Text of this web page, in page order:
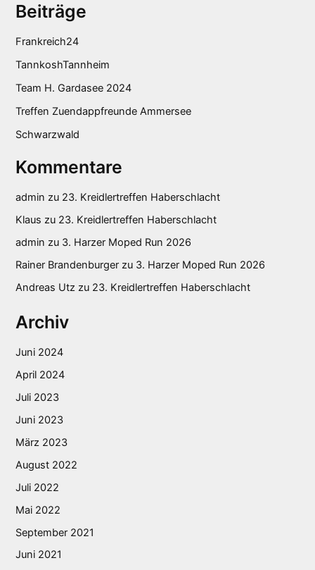
Beiträge
Frankreich24
TannkoshTannheim
Team H. Gardasee 2024
Treffen Zuendappfreunde Ammersee
Schwarzwald
Kommentare
admin zu 23. Kreidlertreffen Haberschlacht
Klaus zu 23. Kreidlertreffen Haberschlacht
admin zu 3. Harzer Moped Run 2026
Rainer Brandenburger zu 3. Harzer Moped Run 2026
Andreas Utz zu 23. Kreidlertreffen Haberschlacht
Archiv
Juni 2024
April 2024
Juli 2023
Juni 2023
März 2023
August 2022
Juli 2022
Mai 2022
September 2021
Juni 2021